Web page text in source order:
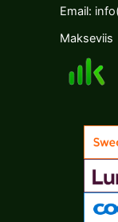
Email:
Makseviis